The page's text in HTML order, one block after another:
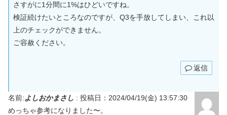
さすがに1分間に1%はひどいですね。
検証続けたいところなのですが、Q3を手放してしまい、これ以
上のチェックができません。
ご容赦ください。
返信
名前:よしおかまさし : 投稿日：2024/04/19(金) 13:57:30
めっちゃ参考になりました〜。